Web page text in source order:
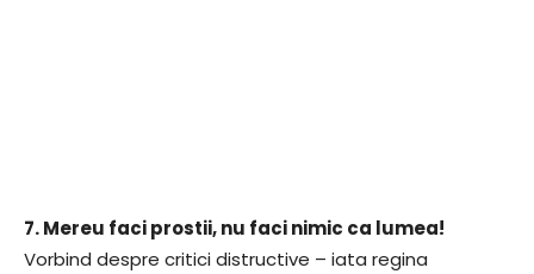
7. Mereu faci prostii, nu faci nimic ca lumea!
Vorbind despre critici distructive – iata regina